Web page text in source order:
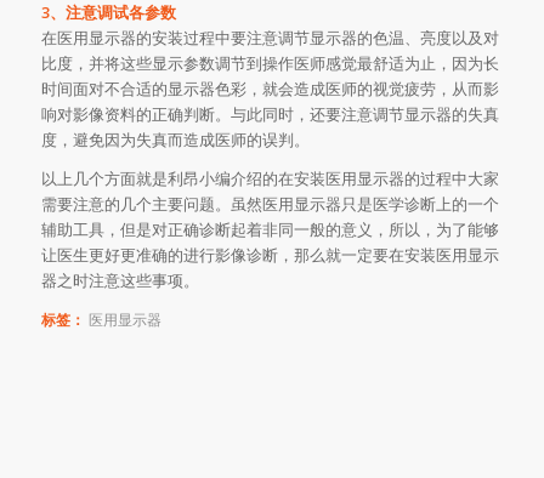
3、注意调试各参数
在医用显示器的安装过程中要注意调节显示器的色温、亮度以及对
比度，并将这些显示参数调节到操作医师感觉最舒适为止，因为长
时间面对不合适的显示器色彩，就会造成医师的视觉疲劳，从而影
响对影像资料的正确判断。与此同时，还要注意调节显示器的失真
度，避免因为失真而造成医师的误判。
以上几个方面就是利昂小编介绍的在安装医用显示器的过程中大家
需要注意的几个主要问题。虽然医用显示器只是医学诊断上的一个
辅助工具，但是对正确诊断起着非同一般的意义，所以，为了能够
让医生更好更准确的进行影像诊断，那么就一定要在安装医用显示
器之时注意这些事项。
标签： 医用显示器